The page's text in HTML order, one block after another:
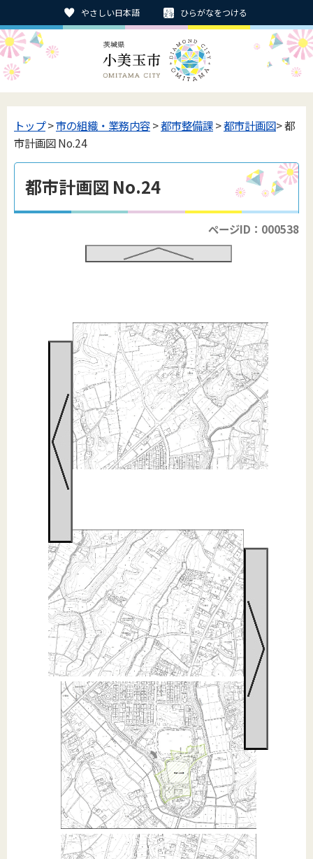
やさしい日本語 ひらがなをつける
トップ>市の組織・業務内容>都市整備課>都市計画図> 都
市計画図 No.24
都市計画図 No.24
ページID：000538